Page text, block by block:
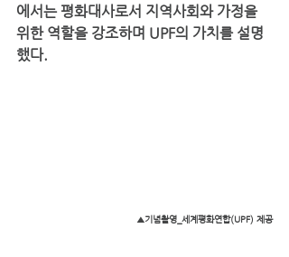
에서는 평화대사로서 지역사회와 가정을
위한 역할을 강조하며 UPF의 가치를 설명
했다.
▲기념촬영_세계평화연합(UPF) 제공